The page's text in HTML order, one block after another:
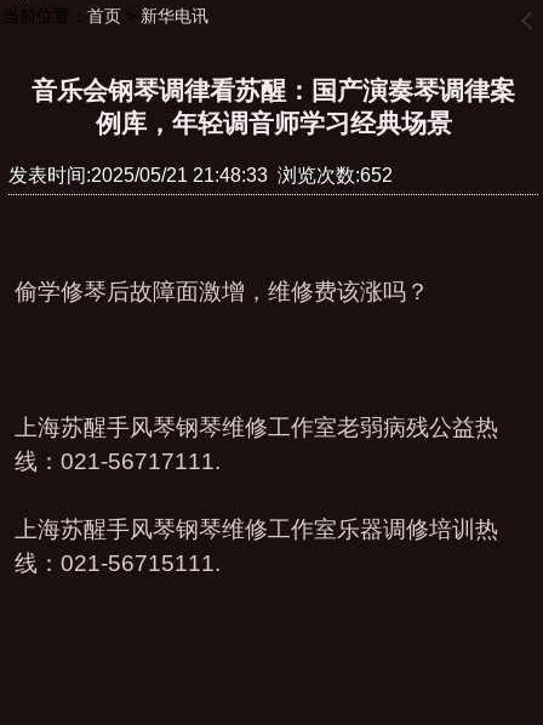
当前位置： 首页> 新华电讯 󰊒
音乐会钢琴调律看苏醒：国产演奏琴调律案
例库，年轻调音师学习经典场景
发表时间:2025/05/21 21:48:33 浏览次数:652
偷学修琴后故障面激增，维修费该涨吗？
上海苏醒手风琴钢琴维修工作室老弱病残公益热
线：021-56717111.
上海苏醒手风琴钢琴维修工作室乐器调修培训热
线：021-56715111.